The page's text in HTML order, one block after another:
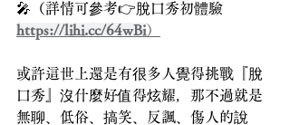
🎤（詳情可參考👉脫口秀初體驗
https://lihi.cc/64wBi）
或許這世上還是有很多人覺得挑戰『脫
口秀』沒什麼好值得炫耀，那不過就是
無聊、低俗、搞笑、反諷、傷人的說